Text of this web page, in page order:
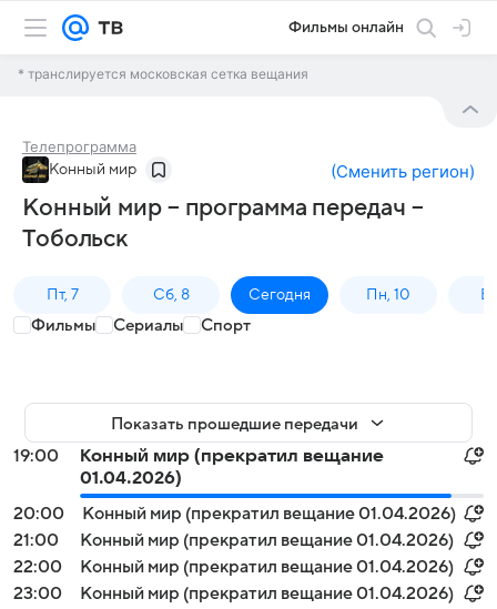
Фильмы онлайн
* транслируется московская сетка вещания
Телепрограмма
Конный мир (Сменить регион)
Конный мир – программа передач –
Тобольск
Пт, 7 Сб, 8 Сегодня Пн, 10
Фильмы Сериалы Спорт
Показать прошедшие передачи
19:00
Конный мир (прекратил вещание
01.04.2026)
20:00
Конный мир (прекратил вещание 01.04.2026)
21:00
Конный мир (прекратил вещание 01.04.2026)
22:00
Конный мир (прекратил вещание 01.04.2026)
23:00
Конный мир (прекратил вещание 01.04.2026)